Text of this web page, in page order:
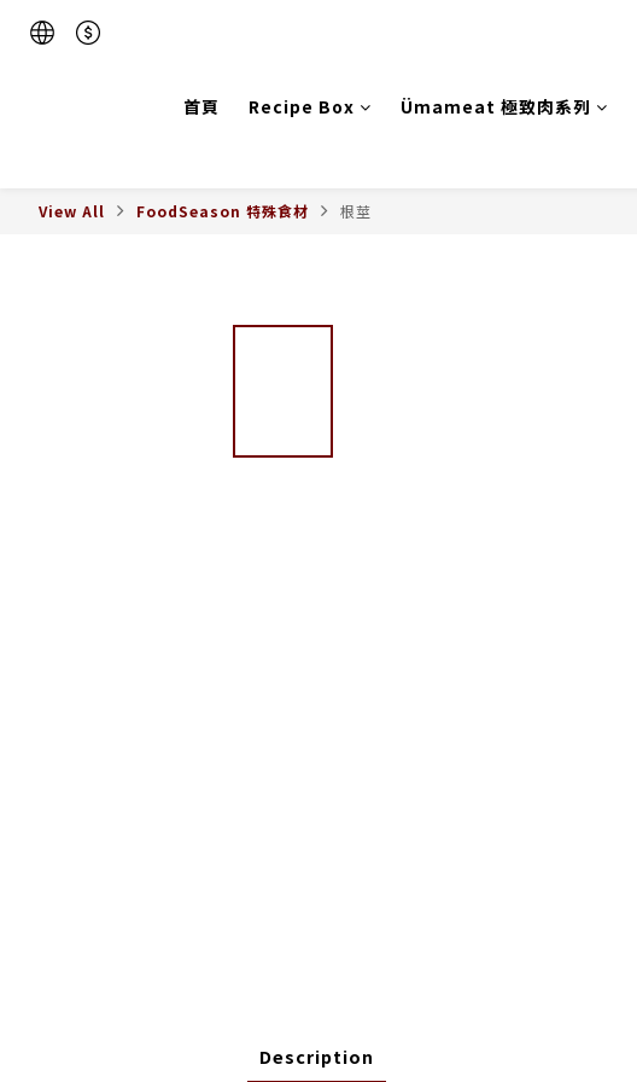
首頁 Recipe Box Ümameat 極致肉系列
View All FoodSeason 特殊食材 根莖
Description